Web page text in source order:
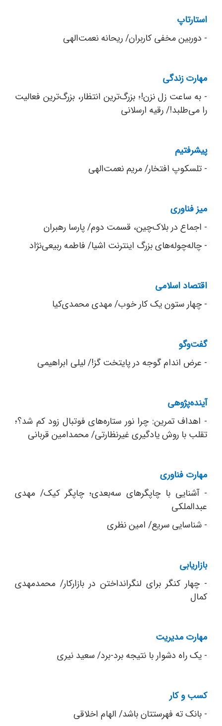
استارتاپ
- دوربین مخفی کاربران/ ریحانه نعمت‌الهی
مهارت زندگی
- به ساعت زل نزن!؛ بزرگ‌ترین انتظار، بزرگ‌ترین فعالیت
را می‌طلبد!/ رقیه ارسلانی
پیشرفتیم
- تلسکوپ افتخار/ مریم نعمت‌الهی
میز فناوری
- اجماع در بلاک‌چین، قسمت دوم/ پارسا رهبران
- چاله‌چوله‌های بزرگ اینترنت اشیا/ فاطمه ربیعی‌نژاد
اقتصاد اسلامی
- چهار ستون یک کار خوب/ مهدی محمدی‌کیا
گفت‌و‌گو
- عرض اندام گوجه در پایتخت گز!/ لیلی ابراهیمی
آینده‌پژوهی
- اهداف تمرین: چرا نور ستاره‌های فوتبال زود کم شد؟؛
تقلب با روش یادگیری غیرنظارتی/ محمدامین قربانی
مهارت فناوری
- آشنایی با چاپگرهای سه‌بعدی؛ چاپگر کیک/ مهدی
عبدالملکی
- شناسایی سریع/ امین نظری
بازاریابی
- چهار کنگر برای لنگرانداختن در بازارکار/ محمدمهدی
کمال
مهارت مدیریت
- یک راه دشوار با نتیجه برد-برد/ سعید نیری
کسب و کار
- بانک ته فهرستتان باشد/ الهام اخلاقی